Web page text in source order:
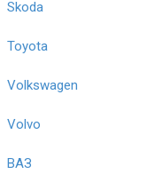
Skoda
Toyota
Volkswagen
Volvo
ВАЗ